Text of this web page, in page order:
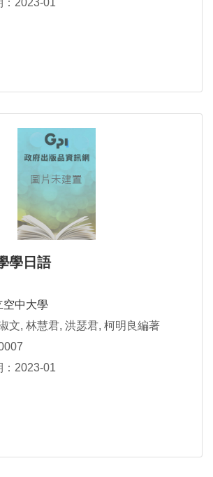
：2023-01
學日語
空中大學
文, 林慧君, 洪瑟君, 柯明良編著
：2023-01